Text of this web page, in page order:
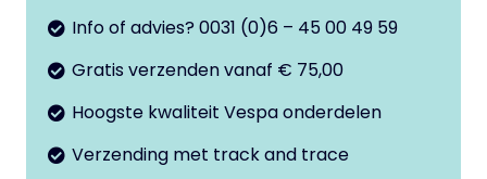
PK50
Info of advies? 0031 (0)6 – 45 00 49 59
Gratis verzenden vanaf € 75,00
Hoogste kwaliteit Vespa onderdelen
Verzending met track and trace